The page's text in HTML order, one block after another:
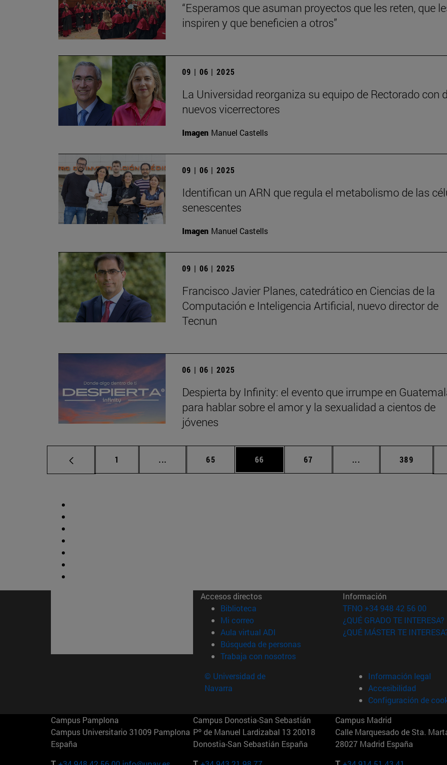
“Esperamos que asuman proyectos que les reten, que
inspiren y que beneficien a otros”
09 | 06 | 2025
La Universidad reorganiza su equipo de Rectorado con
nuevos vicerrectores
Imagen Manuel Castells
09 | 06 | 2025
Identifican un ARN que regula el metabolismo de las
senescentes
Imagen Manuel Castells
09 | 06 | 2025
Francisco Javier Planes, catedrático en Ciencias de la
Computación e Inteligencia Artificial, nuevo director de
Tecnun
06 | 06 | 2025
Despierta by Infinity: el evento que irrumpe en
para hablar sobre el amor y la sexualidad a cientos de
jóvenes
Página
1 ... Páginas intermedias Use TAB para desplazarse.
Página
65 Página
66 Página
67 ... Páginas intermedias
Página
389
Accesos directos
Biblioteca (abre en nueva ventana)
Mi correo(abre en nueva ventana)
Aula virtual ADI (abre en nueva ventana)
Búsqueda de personas(abre en nueva ventana)
Trabaja con nosotros(abre en nueva ventana)
Información
TFNO +34 948 42 56 00
¿QUÉ GRADO TE INTERESA?
¿QUÉ MÁSTER TE
© Universidad de
Navarra
Información legal
Accesibilidad
Configuración de
Campus Pamplona
Campus Universitario 31009 Pamplona
España
Campus Donostia-San Sebastián
Pº de Manuel Lardizabal 13 20018
Donostia-San Sebastián España
Campus Madrid
Calle Marquesado de Sta.
28027 Madrid España